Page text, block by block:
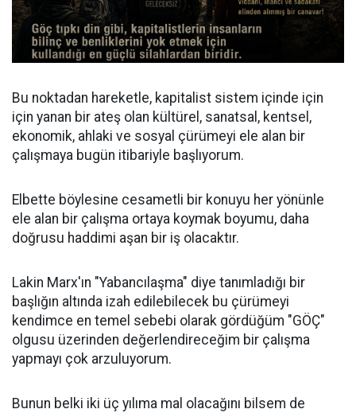
Bu noktadan hareketle, kapitalist sistem içinde için
için yanan bir ateş olan kültürel, sanatsal, kentsel,
ekonomik, ahlaki ve sosyal çürümeyi ele alan bir
çalışmaya bugün itibariyle başlıyorum.
Elbette böylesine cesametli bir konuyu her yönünle
ele alan bir çalışma ortaya koymak boyumu, daha
doğrusu haddimi aşan bir iş olacaktır.
Lakin Marx'ın "Yabancılaşma" diye tanımladığı bir
başlığın altında izah edilebilecek bu çürümeyi
kendimce en temel sebebi olarak gördüğüm "GÖÇ"
olgusu üzerinden değerlendireceğim bir çalışma
yapmayı çok arzuluyorum.
Bunun belki iki üç yılıma mal olacağını bilsem de